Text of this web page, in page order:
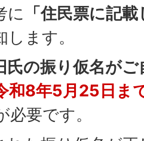
に 「住民票に記
します。
氏の振り仮名が
和8年5月25日ま
要です。